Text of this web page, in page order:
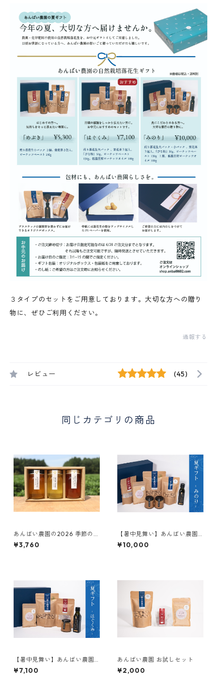
３タイプのセットをご用意しております。大切な方への贈り
物に、ぜひご利用ください。
通報する
レビュー (45)
同じカテゴリの商品
あんばい農園の2026 季節のハ
チミツ食べ比べ3本セット
(春・初夏・夏)各100g【ギフ
¥3,760
【暑中見舞い】あんばい農園
の自然栽培落花生ギフト「み
のり」
¥10,000
【暑中見舞い】あんばい農園
の自然栽培落花生ギフト「は
ぐくみ」
¥7,100
あんばい農園 お試しセット
¥2,000